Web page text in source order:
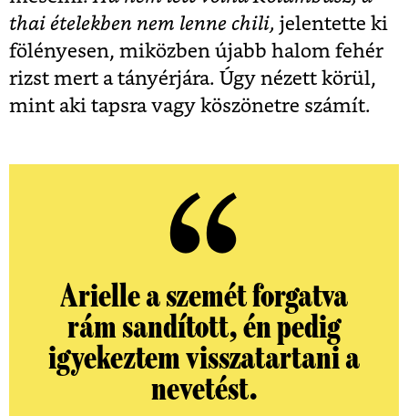
thai ételekben nem lenne chili, jelentette ki
fölényesen, miközben újabb halom fehér
rizst mert a tányérjára. Úgy nézett körül,
mint aki tapsra vagy köszönetre számít.
Arielle a szemét forgatva
rám sandított, én pedig
igyekeztem visszatartani a
nevetést.